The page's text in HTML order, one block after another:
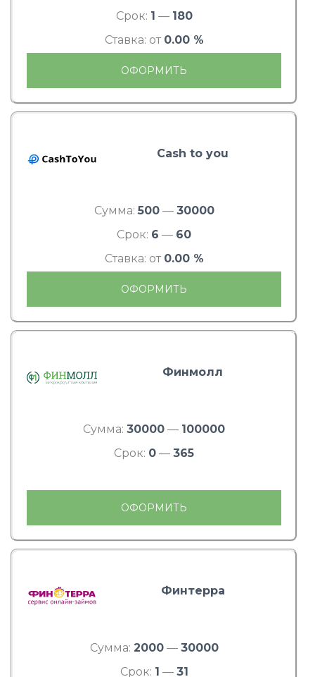
Срок: 1 — 180
Ставка: от 0.00 %
ОФОРМИТЬ
Cash to you
Сумма: 500— 30000
Срок: 6 — 60
Ставка: от 0.00 %
ОФОРМИТЬ
Финмолл
Сумма: 30000 — 100000
Срок: 0 — 365
ОФОРМИТЬ
Финтерра
Сумма: 2000— 30000
Срок: 1 — 31